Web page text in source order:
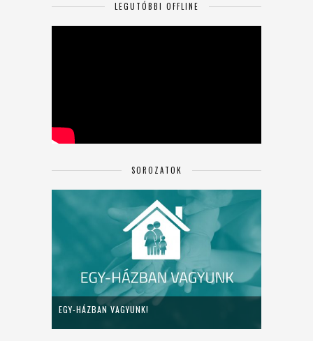
LEGUTÓBBI OFFLINE
SOROZATOK
EGY-HÁZBAN VAGYUNK!